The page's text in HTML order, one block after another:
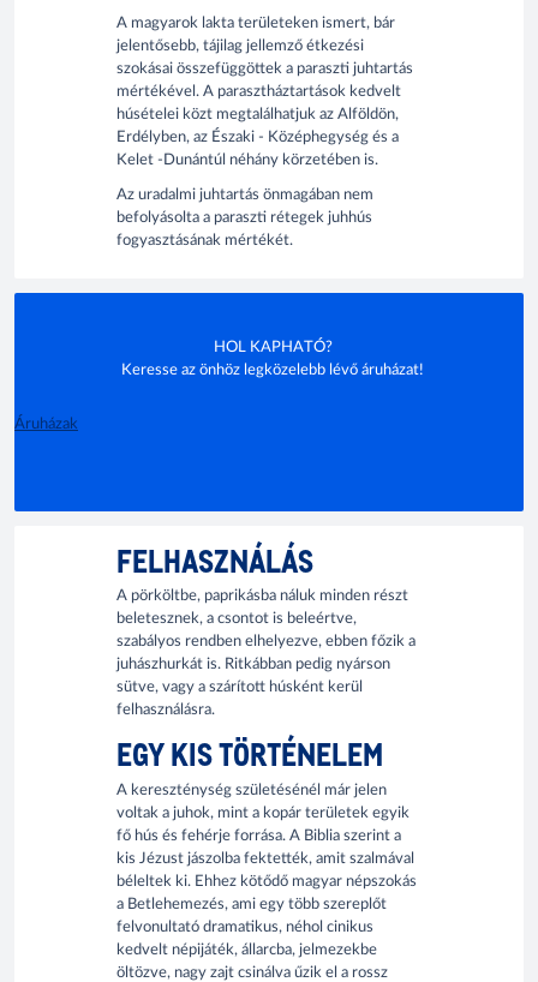
A magyarok lakta területeken ismert, bár
jelentősebb, tájilag jellemző étkezési
szokásai összefüggöttek a paraszti juhtartás
mértékével. A parasztháztartások kedvelt
húsételei közt megtalálhatjuk az Alföldön,
Erdélyben, az Északi - Középhegység és a
Kelet -Dunántúl néhány körzetében is.
Az uradalmi juhtartás önmagában nem
befolyásolta a paraszti rétegek juhhús
fogyasztásának mértékét.
HOL KAPHATÓ?
Keresse az önhöz legközelebb lévő áruházat!
Áruházak
FELHASZNÁLÁS
A pörköltbe, paprikásba náluk minden részt
beletesznek, a csontot is beleértve,
szabályos rendben elhelyezve, ebben főzik a
juhászhurkát is. Ritkábban pedig nyárson
sütve, vagy a szárított húsként kerül
felhasználásra.
EGY KIS TÖRTÉNELEM
A kereszténység születésénél már jelen
voltak a juhok, mint a kopár területek egyik
fő hús és fehérje forrása. A Biblia szerint a
kis Jézust jászolba fektették, amit szalmával
béleltek ki. Ehhez kötődő magyar népszokás
a Betlehemezés, ami egy több szereplőt
felvonultató dramatikus, néhol cinikus
kedvelt népijáték, állarcba, jelmezekbe
öltözve, nagy zajt csinálva űzik el a rossz